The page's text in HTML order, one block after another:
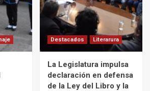
Destacados Literarura
La Legislatura impulsa
declaración en defensa
de la Ley del Libro y la